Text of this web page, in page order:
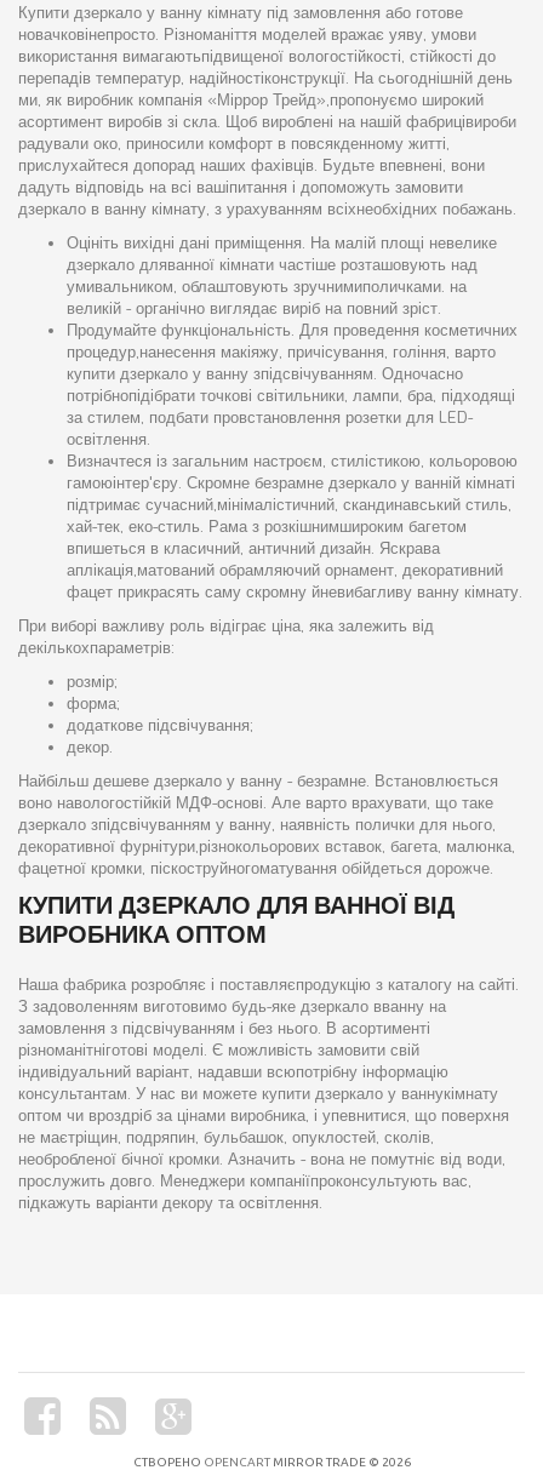
Купити дзеркало у ванну кімнату під замовлення або готове
новачковінепросто. Різноманіття моделей вражає уяву, умови
використання вимагаютьпідвищеної вологостійкості, стійкості до
перепадів температур, надійностіконструкції. На сьогоднішній день
ми, як виробник компанія «Міррор Трейд»,пропонуємо широкий
асортимент виробів зі скла. Щоб вироблені на нашій фабрицівироби
радували око, приносили комфорт в повсякденному житті,
прислухайтеся допорад наших фахівців. Будьте впевнені, вони
дадуть відповідь на всі вашіпитання і допоможуть замовити
дзеркало в ванну кімнату, з урахуванням всіхнеобхідних побажань.
Оцініть вихідні дані приміщення. На малій площі невелике
дзеркало дляванної кімнати частіше розташовують над
умивальником, облаштовують зручнимиполичками. на
великій - органічно виглядає виріб на повний зріст.
Продумайте функціональність. Для проведення косметичних
процедур,нанесення макіяжу, причісування, гоління, варто
купити дзеркало у ванну зпідсвічуванням. Одночасно
потрібнопідібрати точкові світильники, лампи, бра, підходящі
за стилем, подбати провстановлення розетки для LED-
освітлення.
Визначтеся із загальним настроєм, стилістикою, кольоровою
гамоюінтер'єру. Скромне безрамне дзеркало у ванній кімнаті
підтримає сучасний,мінімалістичний, скандинавський стиль,
хай-тек, еко-стиль. Рама з розкішнимшироким багетом
впишеться в класичний, античний дизайн. Яскрава
аплікація,матований обрамляючий орнамент, декоративний
фацет прикрасять саму скромну йневибагливу ванну кімнату.
При виборі важливу роль відіграє ціна, яка залежить від
декількохпараметрів:
розмір;
форма;
додаткове підсвічування;
декор.
Найбільш дешеве дзеркало у ванну - безрамне. Встановлюється
воно навологостійкій МДФ-основі. Але варто врахувати, що таке
дзеркало зпідсвічуванням у ванну, наявність полички для нього,
декоративної фурнітури,різнокольорових вставок, багета, малюнка,
фацетної кромки, піскоструйногоматування обійдеться дорожче.
КУПИТИ ДЗЕРКАЛО ДЛЯ ВАННОЇ ВІД
ВИРОБНИКА ОПТОМ
Наша фабрика розробляє і поставляєпродукцію з каталогу на сайті.
З задоволенням виготовимо будь-яке дзеркало вванну на
замовлення з підсвічуванням і без нього. В асортименті
різноманітніготові моделі. Є можливість замовити свій
індивідуальний варіант, надавши всюпотрібну інформацію
консультантам. У нас ви можете купити дзеркало у ваннукімнату
оптом чи вроздріб за цінами виробника, і упевнитися, що поверхня
не маєтріщин, подряпин, бульбашок, опуклостей, сколів,
необробленої бічної кромки. Азначить - вона не помутніє від води,
прослужить довго. Менеджери компаніїпроконсультують вас,
підкажуть варіанти декору та освітлення.
СТВОРЕНО OPENCARTMIRROR TRADE © 2026